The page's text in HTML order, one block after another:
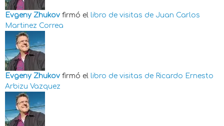
Evgeny Zhukov firmó el libro de visitas de Juan Carlos
Martinez Correa
Evgeny Zhukov firmó el libro de visitas de Ricardo Ernesto
Arbizu Vazquez